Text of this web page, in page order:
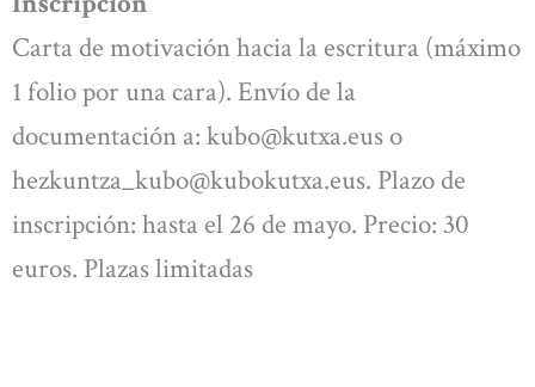
Carta de motivación hacia la escritura (máximo
1 folio por una cara). Envío de la
documentación a: kubo@kutxa.eus o
hezkuntza_kubo@kubokutxa.eus. Plazo de
inscripción: hasta el 26 de mayo. Precio: 30
euros. Plazas limitadas